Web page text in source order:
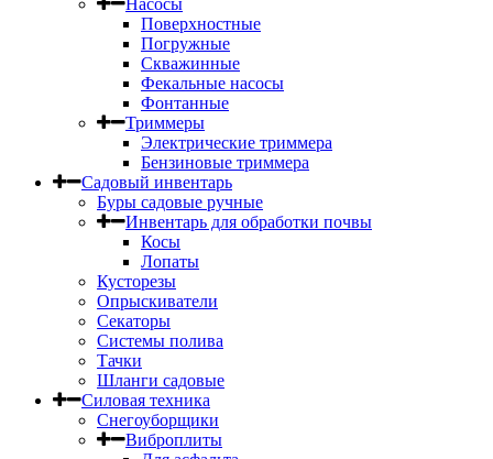
Насосы
Поверхностные
Погружные
Скважинные
Фекальные насосы
Фонтанные
Триммеры
Электрические триммера
Бензиновые триммера
Садовый инвентарь
Буры садовые ручные
Инвентарь для обработки почвы
Косы
Лопаты
Кусторезы
Опрыскиватели
Секаторы
Системы полива
Тачки
Шланги садовые
Силовая техника
Снегоуборщики
Виброплиты